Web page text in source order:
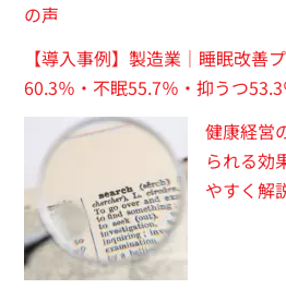
の声
【導入事例】製造業｜睡眠改善
60.3％・不眠55.7％・抑うつ
健康経営
られる効
やすく解